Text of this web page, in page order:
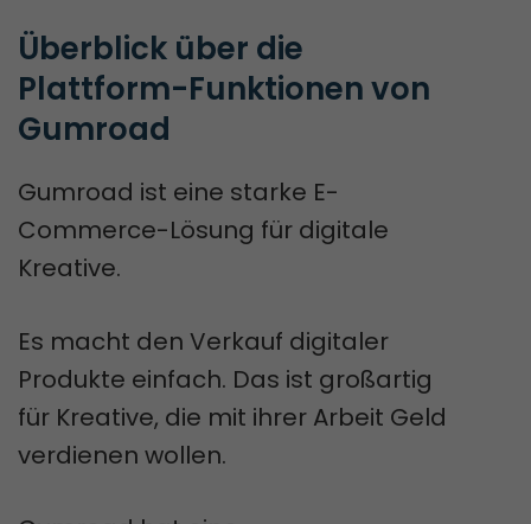
Überblick über die
Plattform-Funktionen von
Gumroad
Gumroad ist eine starke E-
Commerce-Lösung für digitale
Kreative.
Es macht den Verkauf digitaler
Produkte einfach. Das ist großartig
für Kreative, die mit ihrer Arbeit Geld
verdienen wollen.